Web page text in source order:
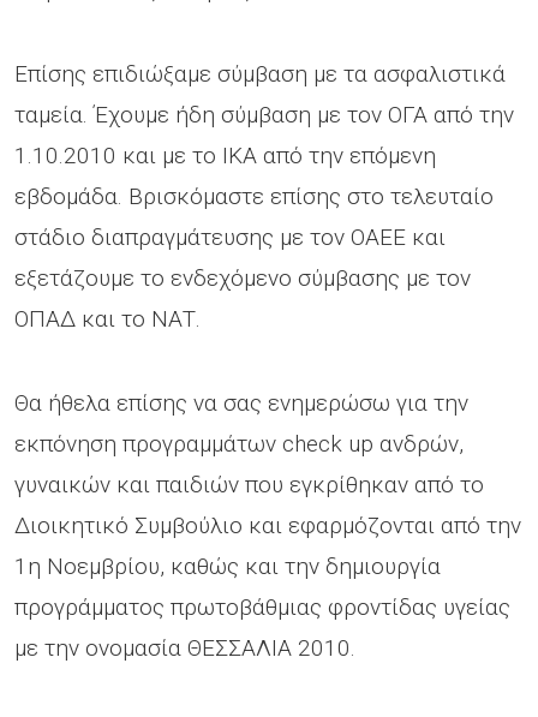
Επίσης επιδιώξαμε σύμβαση με τα ασφαλιστικά
ταμεία. Έχουμε ήδη σύμβαση με τον ΟΓΑ από την
1.10.2010 και με το ΙΚΑ από την επόμενη
εβδομάδα. Βρισκόμαστε επίσης στο τελευταίο
στάδιο διαπραγμάτευσης με τoν ΟΑΕΕ και
εξετάζουμε το ενδεχόμενο σύμβασης με τον
ΟΠΑΔ και το ΝΑΤ.
Θα ήθελα επίσης να σας ενημερώσω για την
εκπόνηση προγραμμάτων check up ανδρών,
γυναικών και παιδιών που εγκρίθηκαν από το
Διοικητικό Συμβούλιο και εφαρμόζονται από την
1η Νοεμβρίου, καθώς και την δημιουργία
προγράμματος πρωτοβάθμιας φροντίδας υγείας
με την ονομασία ΘΕΣΣΑΛΙΑ 2010.